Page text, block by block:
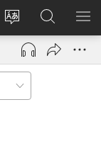
Oldal
nyelvének
megváltoztatása
Bejelentkezés
(opens
window)
Keresés
a jw.org
honlapon